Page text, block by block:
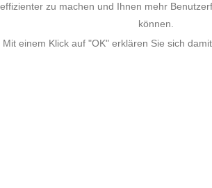
LED Stuckleisten
effizienter zu machen und Ihnen mehr
können.
Mit einem Klick auf "OK" erklären Sie sich